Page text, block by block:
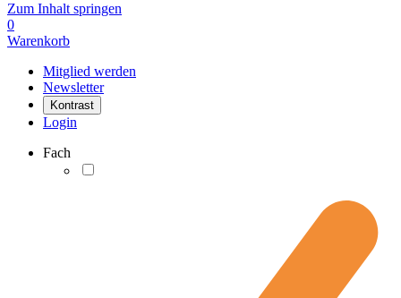
Zum Inhalt springen
0
Warenkorb
Mitglied werden
Newsletter
Kontrast
Login
Fach